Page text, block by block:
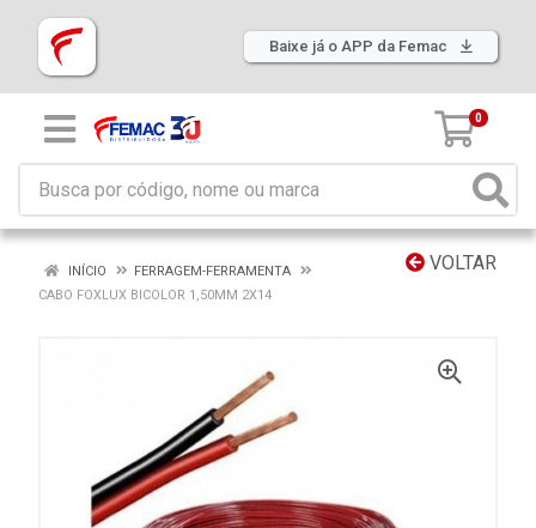
Baixe já o APP da Femac
0
VOLTAR
INÍCIO
FERRAGEM-FERRAMENTA
CABO FOXLUX BICOLOR 1,50MM 2X14